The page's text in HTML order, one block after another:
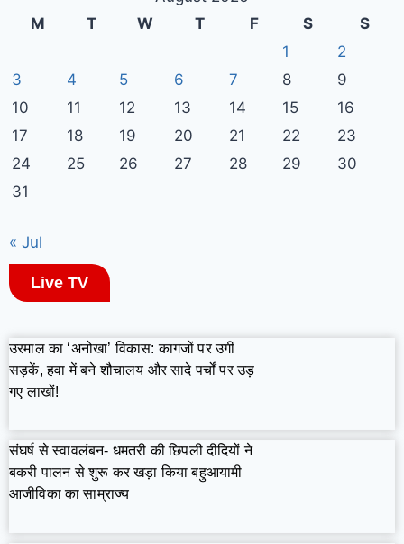
M
T W T F S
S
1
2
3
4 5 6 7 8
9
10
11 12 13 14 15
16
17
18 19 20 21 22
23
24
25 26 27 28 29
30
31
« Jul
Live TV
उरमाल का ‘अनोखा’ विकास: कागजों पर उगीं
सड़कें, हवा में बने शौचालय और सादे पर्चों पर उड़
गए लाखों!
संघर्ष से स्वावलंबन- धमतरी की छिपली दीदियों ने
बकरी पालन से शुरू कर खड़ा किया बहुआयामी
आजीविका का साम्राज्य